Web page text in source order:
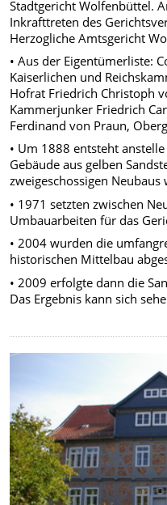
Stadtgericht Wolfenbüttel.
Inkrafttreten des
Herzogliche Amtsgericht
• Aus der Eigentümerliste:
Kaiserlichen und
Hofrat Friedrich Christoph
Kammerjunker Friedrich
Ferdinand von Praun,
• Um 1888 entsteht
Gebäude aus gelben
zweigeschossigen
• 1971 setzten zwischen
Umbauarbeiten für das
• 2004 wurden die
historischen Mittelbau
• 2009 erfolgte dann die
Das Ergebnis kann sich